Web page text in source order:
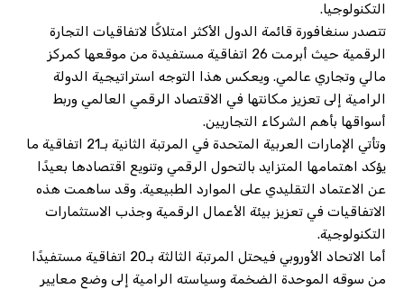
التكنولوجيا.
تتصدر سنغافورة قائمة الدول الأكثر امتلاكًا لاتفاقيات التجارة
الرقمية حيث أبرمت 26 اتفاقية مستفيدة من موقعها كمركز
مالي وتجاري عالمي. ويعكس هذا التوجه استراتيجية الدولة
الرامية إلى تعزيز مكانتها في الاقتصاد الرقمي العالمي وربط
أسواقها بأهم الشركاء التجاريين.
وتأتي الإمارات العربية المتحدة في المرتبة الثانية بـ21 اتفاقية ما
يؤكد اهتمامها المتزايد بالتحول الرقمي وتنويع اقتصادها بعيدًا
عن الاعتماد التقليدي على الموارد الطبيعية. وقد ساهمت هذه
الاتفاقيات في تعزيز بيئة الأعمال الرقمية وجذب الاستثمارات
التكنولوجية.
أما الاتحاد الأوروبي فيحتل المرتبة الثالثة بـ20 اتفاقية مستفيدًا
من سوقه الموحدة الضخمة وسياسته الرامية إلى وضع معايير